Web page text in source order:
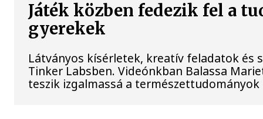
Játék közben fedezik fel a
gyerekek
Látványos kísérletek, kreatív feladatok és
Tinker Labsben. Videónkban Balassa
teszik izgalmassá a